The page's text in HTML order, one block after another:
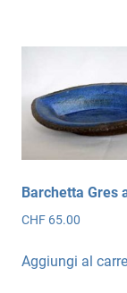
più
Le
opzioni
possono
essere
nella
pagina
prodotto
Barchetta Gres
CHF 65.00
Aggiungi al